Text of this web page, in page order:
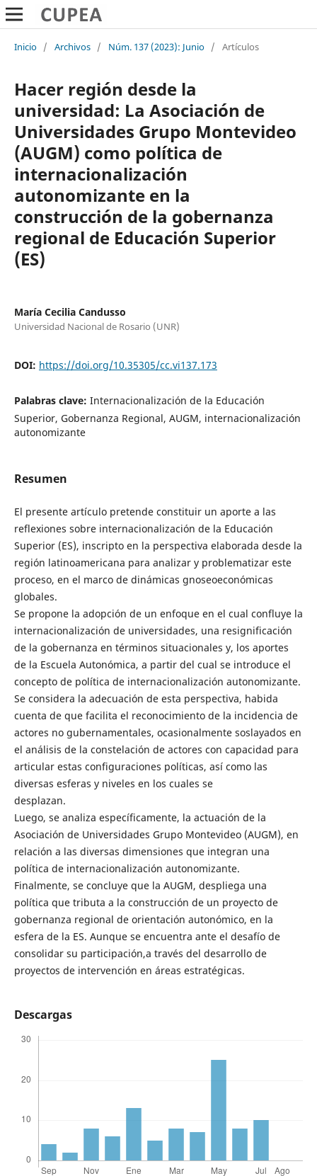
Inicio / Archivos / Núm. 137 (2023): Junio / Artículos
Hacer región desde la
universidad: La Asociación de
Universidades Grupo Montevideo
(AUGM) como política de
internacionalización
autonomizante en la
construcción de la gobernanza
regional de Educación Superior
(ES)
María Cecilia Candusso
Universidad Nacional de Rosario (UNR)
DOI: https://doi.org/10.35305/cc.vi137.173
Palabras clave: Internacionalización de la Educación
Superior, Gobernanza Regional, AUGM, internacionalización
autonomizante
Resumen
El presente artículo pretende constituir un aporte a las
reflexiones sobre internacionalización de la Educación
Superior (ES), inscripto en la perspectiva elaborada desde la
región latinoamericana para analizar y problematizar este
proceso, en el marco de dinámicas gnoseoeconómicas
globales.
Se propone la adopción de un enfoque en el cual confluye la
internacionalización de universidades, una resignificación
de la gobernanza en términos situacionales y, los aportes
de la Escuela Autonómica, a partir del cual se introduce el
concepto de política de internacionalización autonomizante.
Se considera la adecuación de esta perspectiva, habida
cuenta de que facilita el reconocimiento de la incidencia de
actores no gubernamentales, ocasionalmente soslayados en
el análisis de la constelación de actores con capacidad para
articular estas configuraciones políticas, así como las
diversas esferas y niveles en los cuales se
desplazan.
Luego, se analiza específicamente, la actuación de la
Asociación de Universidades Grupo Montevideo (AUGM), en
relación a las diversas dimensiones que integran una
política de internacionalización autonomizante.
Finalmente, se concluye que la AUGM, despliega una
política que tributa a la construcción de un proyecto de
gobernanza regional de orientación autonómico, en la
esfera de la ES. Aunque se encuentra ante el desafío de
consolidar su participación,a través del desarrollo de
proyectos de intervención en áreas estratégicas.
Descargas